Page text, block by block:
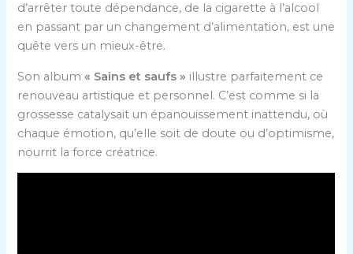
d’arrêter toute dépendance, de la cigarette à l’alcool
en passant par un changement d’alimentation, est une
quête vers un mieux-être.
Son album « Sains et saufs » illustre parfaitement ce
renouveau artistique et personnel. C’est comme si la
grossesse catalysait un épanouissement inattendu, où
chaque émotion, qu’elle soit de doute ou d’optimisme,
nourrit la force créatrice.